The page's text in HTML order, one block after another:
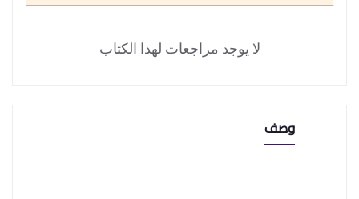
لا يوجد مراجعات لهذا الكتاب
وصف